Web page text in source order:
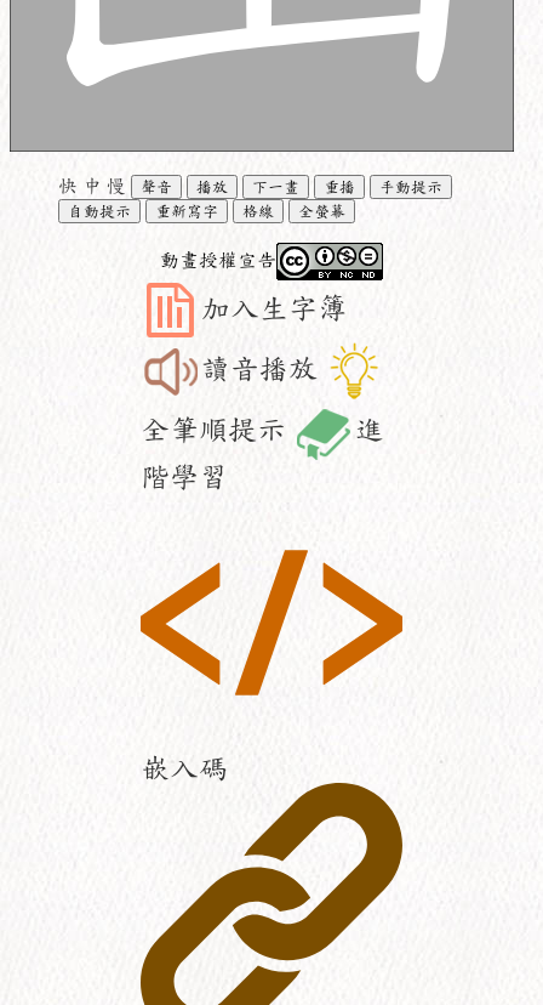
快 中 慢 聲音 播放 下一畫 重播
手動提示
自動提示
重新寫字 格線 全螢幕
動畫授權宣告
加入生字簿
讀音播放
全筆順提示
進
階學習
嵌入碼